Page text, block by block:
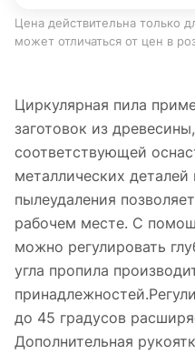
Цена действительна только
может отличаться от цен в
Циркулярная пила
заготовок из
соответствующей
металлических
пылеудаления
рабочем месте. С
можно регулировать
угла пропила
до 45 градусов
Дополнительная